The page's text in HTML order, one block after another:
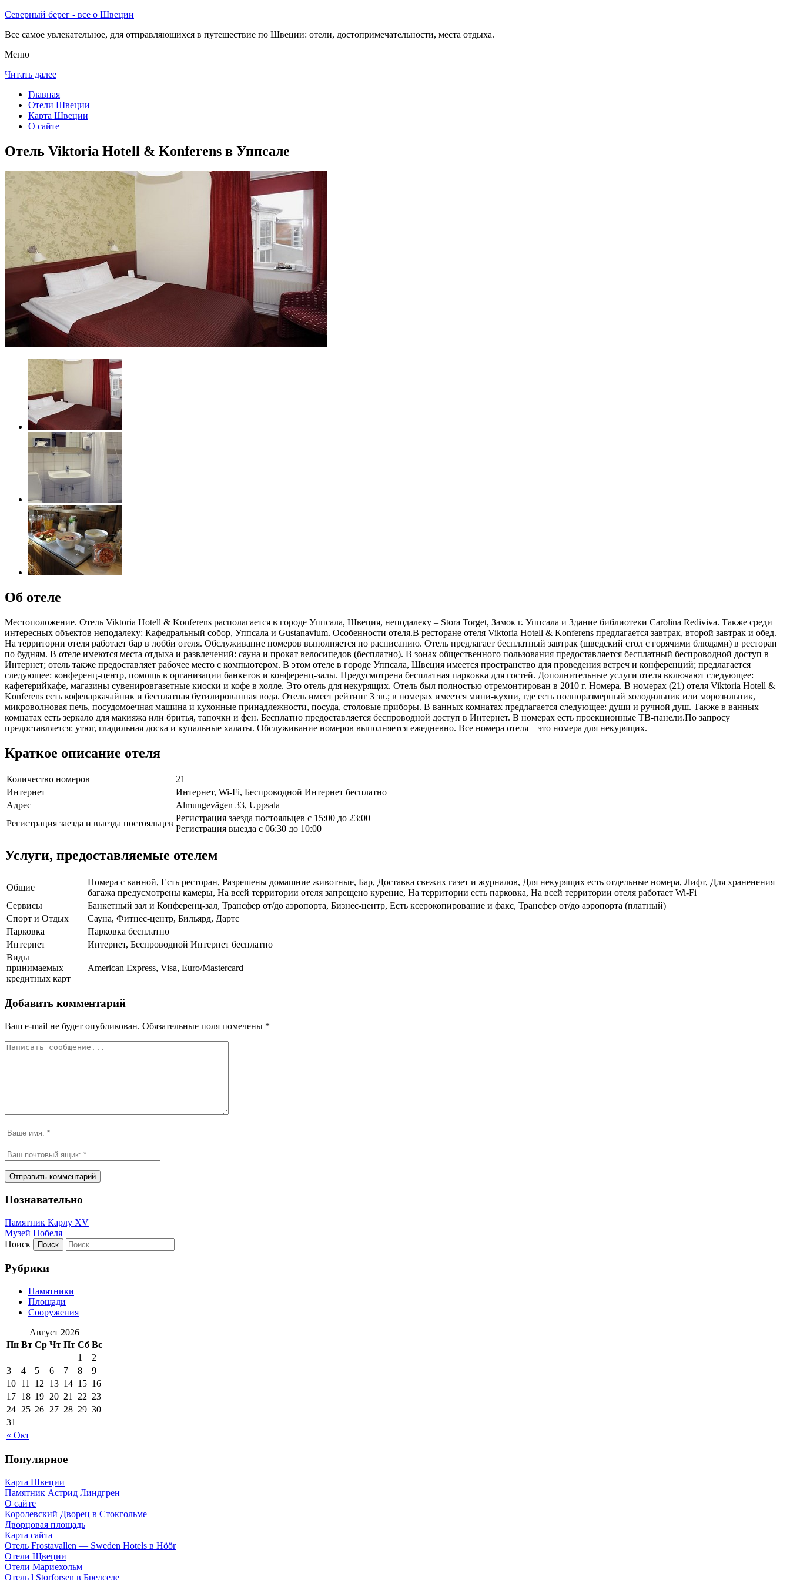
Северный берег - все о Швеции
Все самое увлекательное, для отправляющихся в путешествие по Швеции: отели, достопримечательности, места отдыха.
Меню
Читать далее
Главная
Отели Швеции
Карта Швеции
О сайте
Отель Viktoria Hotell & Konferens в Уппсале
Об отеле
Местоположение. Отель Viktoria Hotell & Konferens располагается в городе Уппсала, Швеция, неподалеку – Stora Torget, Замок г. Уппсала и Здание библиотеки Carolina Rediviva. Также среди
интересных объектов неподалеку: Кафедральный собор, Уппсала и Gustanavium. Особенности отеля.В ресторане отеля Viktoria Hotell & Konferens предлагается завтрак, второй завтрак и обед.
На территории отеля работает бар в лобби отеля. Обслуживание номеров выполняется по расписанию. Отель предлагает бесплатный завтрак (шведский стол с горячими блюдами) в ресторан
по будням. В отеле имеются места отдыха и развлечений: сауна и прокат велосипедов (бесплатно). В зонах общественного пользования предоставляется бесплатный беспроводной доступ в
Интернет; отель также предоставляет рабочее место с компьютером. В этом отеле в городе Уппсала, Швеция имеется пространство для проведения встреч и конференций; предлагается
следующее: конференц-центр, помощь в организации банкетов и конференц-залы. Предусмотрена бесплатная парковка для гостей. Дополнительные услуги отеля включают следующее:
кафетерийкафе, магазины сувенировгазетные киоски и кофе в холле. Это отель для некурящих. Отель был полностью отремонтирован в 2010 г. Номера. В номерах (21) отеля Viktoria Hotell &
Konferens есть кофеваркачайник и бесплатная бутилированная вода. Отель имеет рейтинг 3 зв.; в номерах имеется мини-кухни, где есть полноразмерный холодильник или морозильник,
микроволновая печь, посудомоечная машина и кухонные принадлежности, посуда, столовые приборы. В ванных комнатах предлагается следующее: души и ручной душ. Также в ванных
комнатах есть зеркало для макияжа или бритья, тапочки и фен. Бесплатно предоставляется беспроводной доступ в Интернет. В номерах есть проекционные ТВ-панели.По запросу
предоставляется: утюг, гладильная доска и купальные халаты. Обслуживание номеров выполняется ежедневно. Все номера отеля – это номера для некурящих.
Краткое описание отеля
Количество номеров
21
Интернет
Интернет, Wi-Fi, Беспроводной Интернет бесплатно
Адрес
Almungevägen 33, Uppsala
Регистрация заезда и выезда постояльцев
Регистрация заезда постояльцев с 15:00 до 23:00
Регистрация выезда с 06:30 до 10:00
Услуги, предоставляемые отелем
Общие
Номера с ванной, Есть ресторан, Разрешены домашние животные, Бар, Доставка свежих газет и журналов, Для некурящих есть отдельные номера, Лифт, Для храненения
багажа предусмотрены камеры, На всей территории отеля запрещено курение, На территории есть парковка, На всей территории отеля работает Wi-Fi
Сервисы
Банкетный зал и Конференц-зал, Трансфер от/до аэропорта, Бизнес-центр, Есть ксерокопирование и факс, Трансфер от/до аэропорта (платный)
Спорт и Отдых
Сауна, Фитнес-центр, Бильярд, Дартс
Парковка
Парковка бесплатно
Интернет
Интернет, Беспроводной Интернет бесплатно
Виды
принимаемых
кредитных карт
American Express, Visa, Euro/Mastercard
Добавить комментарий
Ваш e-mail не будет опубликован. Обязательные поля помечены *
Познавательно
Памятник Карлу XV
Музей Нобеля
Поиск
Рубрики
Памятники
Площади
Сооружения
Август 2026
Пн Вт Ср Чт Пт Сб Вс
« Окт
1
2
3
4 5 6 7 8
9
10 11 12 13 14 15 16
17 18 19 20 21 22 23
24 25 26 27 28 29 30
31
Популярное
Карта Швеции
Памятник Астрид Линдгрен
О сайте
Королевский Дворец в Стокгольме
Дворцовая площадь
Карта сайта
Отель Frostavallen — Sweden Hotels в Höör
Отели Щвеции
Отели Мариехольм
Отель l Storforsen в Бредселе